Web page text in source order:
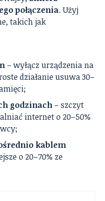
połączenia. Użyj
takich jak
– wyłącz urządzenia na
działanie usuwa 30–
godzinach– szczyt
internet o 20–50%
kablem
o 20–70% ze